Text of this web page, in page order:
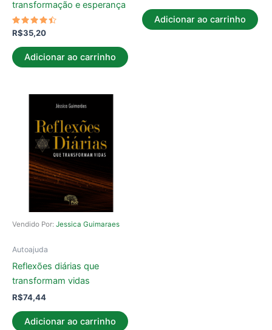
transformação e esperança
Avaliação
4.25
de 5
R$35,20
Adicionar ao carrinho
Adicionar ao carrinho
Vendido Por: Jessica Guimaraes
Autoajuda
Reflexões diárias que
transformam vidas
R$74,44
Adicionar ao carrinho